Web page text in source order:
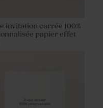
invitation carrée 100%
papier effet